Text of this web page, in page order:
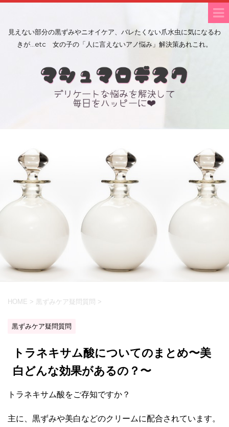
見えない部分の黒ずみやニオイケア、バレたくない爪水虫に気になるわ
きが…etc 女の子の「人に言えないアノ悩み」解決策あれこれ。
HOME > 黒ずみケア疑問質問 >
黒ずみケア疑問質問
トラネキサム酸についてのまとめ〜美
白どんな効果があるの？〜
トラネキサム酸をご存知ですか？
主に、黒ずみや美白などのクリームに配合されています。